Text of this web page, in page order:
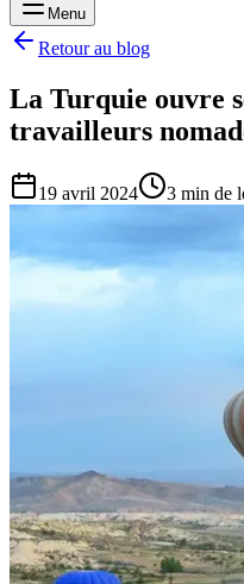
Menu
Retour au blog
La Turquie ouvre
travailleurs
19 avril 2024 3 min de